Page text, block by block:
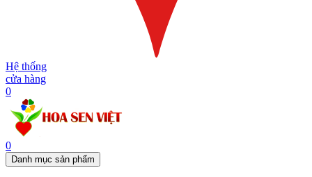
Hệ thống
cửa hàng
0
0
Danh mục sản phẩm